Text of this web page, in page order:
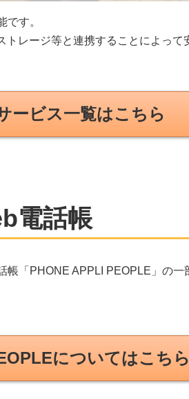
す。
レージ等と連携することによっ
ービス一覧はこちら
電話帳
「PHONE APPLI PEOPLE」の一
についてはこちら